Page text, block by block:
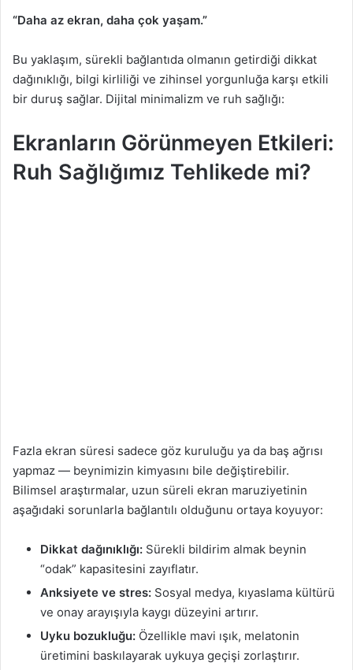
“Daha az ekran, daha çok yaşam.”
Bu yaklaşım, sürekli bağlantıda olmanın getirdiği dikkat
dağınıklığı, bilgi kirliliği ve zihinsel yorgunluğa karşı etkili
bir duruş sağlar. Dijital minimalizm ve ruh sağlığı:
Ekranların Görünmeyen Etkileri:
Ruh Sağlığımız Tehlikede mi?
Fazla ekran süresi sadece göz kuruluğu ya da baş ağrısı
yapmaz — beynimizin kimyasını bile değiştirebilir.
Bilimsel araştırmalar, uzun süreli ekran maruziyetinin
aşağıdaki sorunlarla bağlantılı olduğunu ortaya koyuyor:
Dikkat dağınıklığı: Sürekli bildirim almak beynin
“odak” kapasitesini zayıflatır.
Anksiyete ve stres: Sosyal medya, kıyaslama kültürü
ve onay arayışıyla kaygı düzeyini artırır.
Uyku bozukluğu: Özellikle mavi ışık, melatonin
üretimini baskılayarak uykuya geçişi zorlaştırır.